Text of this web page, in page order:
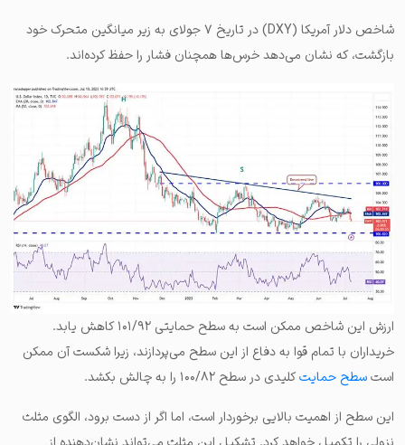
شاخص دلار آمریکا (DXY) در تاریخ ۷ جولای به زیر میانگین متحرک خود
بازگشت، که نشان می‌دهد خرس‌ها همچنان فشار را حفظ کرده‌اند.
ارزش این شاخص ممکن است به سطح حمایتی ۱۰۱/۹۲ کاهش یابد.
خریداران با تمام قوا به دفاع از این سطح می‌پردازند، زیرا شکست آن ممکن
استسطح حمایتکلیدی در سطح ۱۰۰/۸۲ را به چالش بکشد.
این سطح از اهمیت بالایی برخوردار است، اما اگر از دست برود، الگوی مثلث